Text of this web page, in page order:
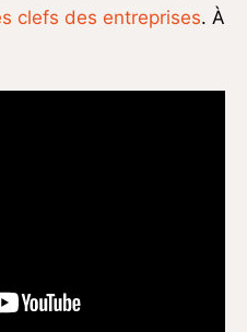
clefs des entreprises. À